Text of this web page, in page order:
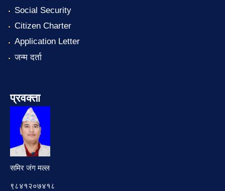
Social Security
Citizen Charter
Application Letter
जन्म दर्ता
प्रवक्ता
समिर जंग मल्ल
९८४१२०७४१८